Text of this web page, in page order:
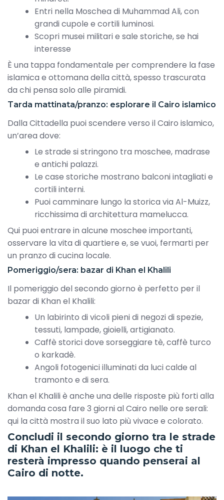
Entri nella Moschea di Muhammad Ali, con
grandi cupole e cortili luminosi.
Scopri musei militari e sale storiche, se hai
interesse
È una tappa fondamentale per comprendere la fase
islamica e ottomana della città, spesso trascurata
da chi pensa solo alle piramidi.
Tarda mattinata/pranzo: esplorare il Cairo islamico
Dalla Cittadella puoi scendere verso il Cairo islamico,
un’area dove:
Le strade si stringono tra moschee, madrase
e antichi palazzi.
Le case storiche mostrano balconi intagliati e
cortili interni.
Puoi camminare lungo la storica via Al-Muizz,
ricchissima di architettura mamelucca.
Qui puoi entrare in alcune moschee importanti,
osservare la vita di quartiere e, se vuoi, fermarti per
un pranzo di cucina locale.
Pomeriggio/sera: bazar di Khan el Khalili
Il pomeriggio del secondo giorno è perfetto per il
bazar di Khan el Khalili:
Un labirinto di vicoli pieni di negozi di spezie,
tessuti, lampade, gioielli, artigianato.
Caffè storici dove sorseggiare tè, caffè turco
o karkadè.
Angoli fotogenici illuminati da luci calde al
tramonto e di sera.
Khan el Khalili è anche una delle risposte più forti alla
domanda cosa fare 3 giorni al Cairo nelle ore serali:
qui la città mostra il suo lato più vivace e colorato.
Concludi il secondo giorno tra le strade
di Khan el Khalili: è il luogo che ti
resterà impresso quando penserai al
Cairo di notte.